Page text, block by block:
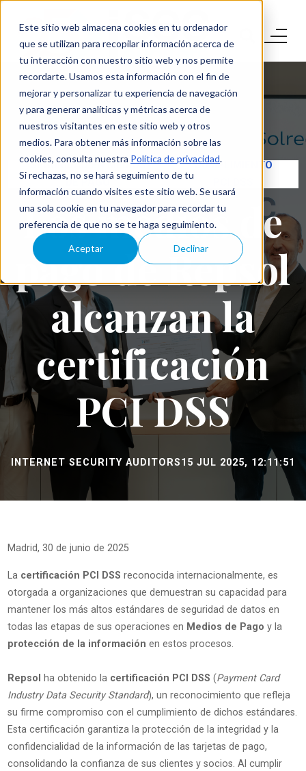
Este sitio web almacena cookies en tu ordenador
que se utilizan para recopilar información acerca de
tu interacción con nuestro sitio web y nos permite
recordarte. Usamos esta información con el fin de
mejorar y personalizar tu experiencia de navegación
y para generar analíticas y métricas acerca de
nuestros visitantes en este sitio web y otros
medios. Para obtener más información sobre las
cookies, consulta nuestra Política de privacidad.
Si rechazas, no se hará seguimiento de tu
información cuando visites este sitio web. Se usará
una sola cookie en tu navegador para recordar tu
preferencia de que no se te haga seguimiento.
Aceptar Declinar
SEGURIDAD EN MEDIOS
DE PAGO
CUMPLIMIENTO
Los medios de
pago de Repsol
alcanzan la
certificación
PCI DSS
INTERNET SECURITY AUDITORS15 JUL 2025, 12:11:51
Madrid, 30 de junio de 2025
La certificación PCI DSS reconocida internacionalmente, es
otorgada a organizaciones que demuestran su capacidad para
mantener los más altos estándares de seguridad de datos en
todas las etapas de sus operaciones en Medios de Pago y la
protección de la información en estos procesos.
Repsol ha obtenido la certificación PCI DSS (Payment Card
Industry Data Security Standard), un reconocimiento que refleja
su firme compromiso con el cumplimiento de dichos estándares.
Esta certificación garantiza la protección de la integridad y la
confidencialidad de la información de las tarjetas de pago,
consolidando la confianza de sus clientes y socios. Al cumplir